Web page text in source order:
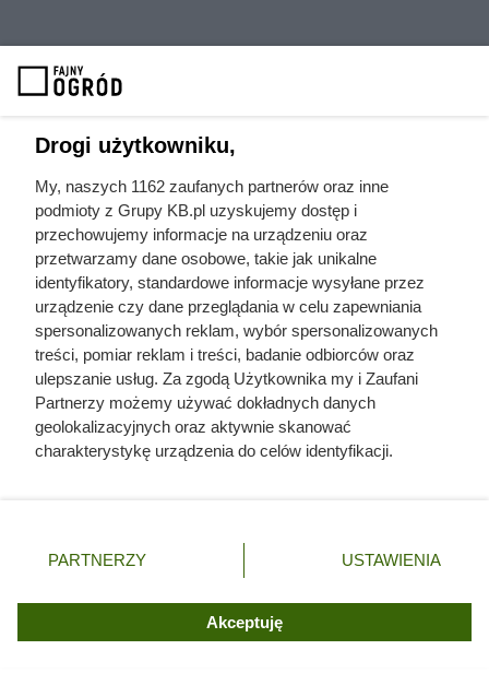
Ostrożeń warzywny -
charakterystyka,
Drogi użytkowniku,
My, naszych 1162 zaufanych partnerów oraz inne
podmioty z Grupy KB.pl uzyskujemy dostęp i
przechowujemy informacje na urządzeniu oraz
przetwarzamy dane osobowe, takie jak unikalne
identyfikatory, standardowe informacje wysyłane przez
urządzenie czy dane przeglądania w celu zapewniania
spersonalizowanych reklam, wybór spersonalizowanych
treści, pomiar reklam i treści, badanie odbiorców oraz
ulepszanie usług. Za zgodą Użytkownika my i Zaufani
Partnerzy możemy używać dokładnych danych
geolokalizacyjnych oraz aktywnie skanować
charakterystykę urządzenia do celów identyfikacji.
zmienić/wycofać klikając przycisk ustawień prywatności
znajdujący się w lewym dolnym rogu strony. Niektóre
użytkownika, ale masz prawo sprzeciwić się takiemu
przetwarzaniu. Preferencje będą miały zastosowania tylko
PARTNERZY USTAWIENIA
Akceptuję